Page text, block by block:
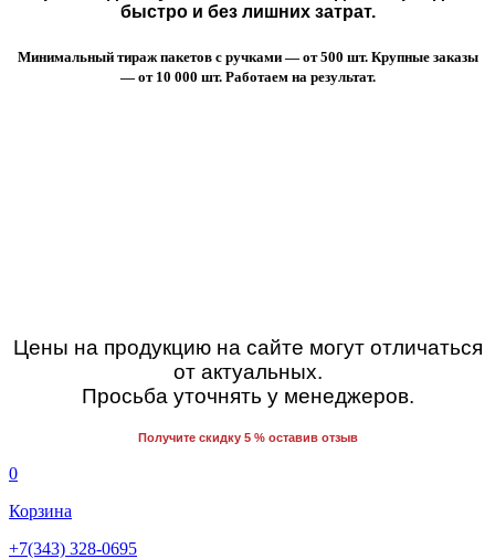
быстро и без лишних затрат.
Минимальный тираж пакетов с ручками — от 500 шт. Крупные заказы
— от 10 000 шт. Работаем на результат.
Цены на продукцию на сайте могут отличаться
от актуальных.
Просьба уточнять у менеджеров.
Получите скидку 5 % оставив отзыв
0
Корзина
+7(343) 328-0695